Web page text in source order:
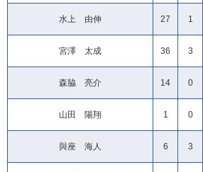
水上 由伸 27 1
宮澤 太成 36 3
森脇 亮介 14 0
山田 陽翔 1 0
與座 海人 6 3